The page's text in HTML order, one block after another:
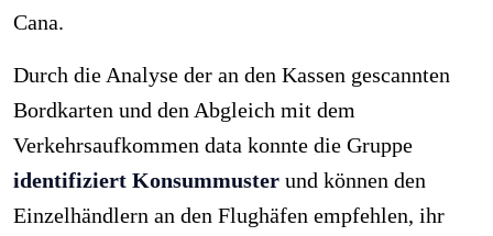
Cana.
Durch die Analyse der an den Kassen gescannten
Bordkarten und den Abgleich mit dem
Verkehrsaufkommen data konnte die Gruppe
identifiziert Konsummuster und können den
Einzelhändlern an den Flughäfen empfehlen, ihr